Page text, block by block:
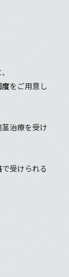
度をご用意し
治療を受け
で受けられる